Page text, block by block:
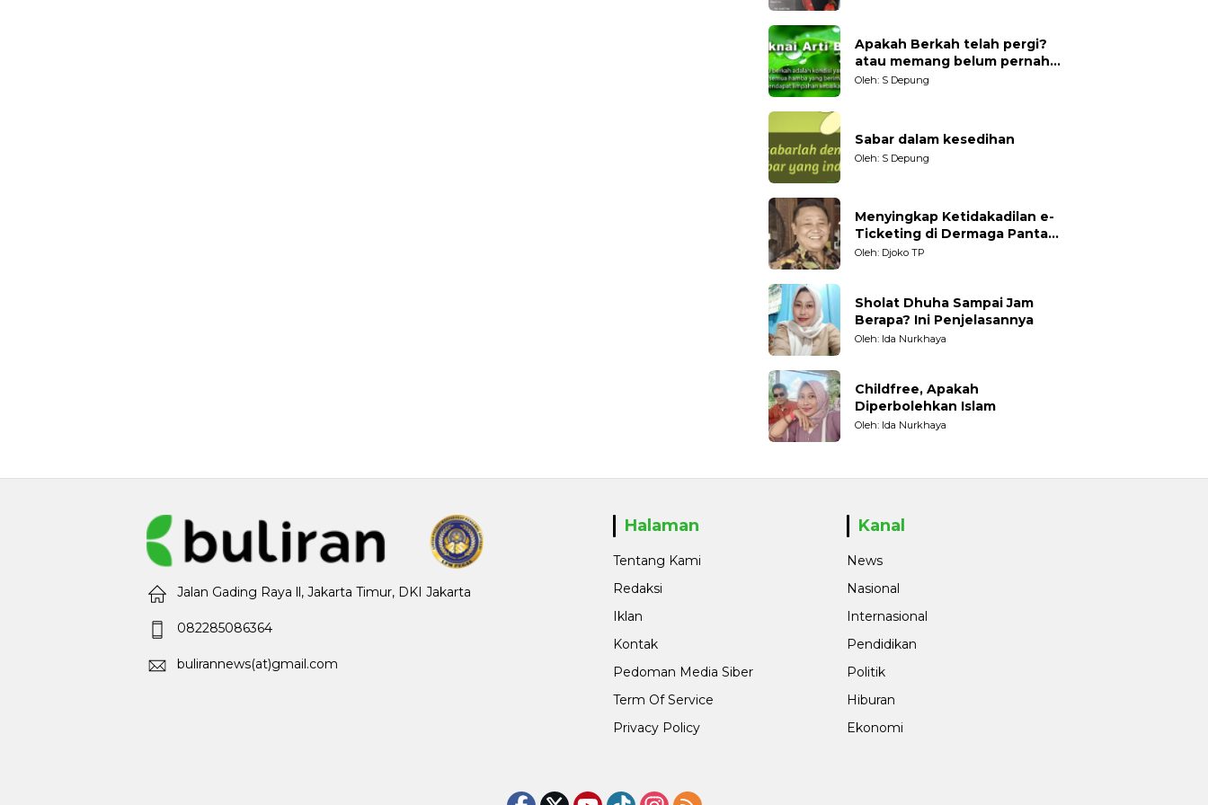
Apakah Berkah telah pergi?
atau memang belum pernah
datang?
Oleh: S Depung
Sabar dalam kesedihan
Oleh: S Depung
Menyingkap Ketidakadilan e-
Ticketing di Dermaga Pantai
Kartini Jepara, terhadap
Oleh: Djoko TP
Sholat Dhuha Sampai Jam
Berapa? Ini Penjelasannya
Oleh: Ida Nurkhaya
Childfree, Apakah
Diperbolehkan Islam
Oleh: Ida Nurkhaya
Jalan Gading Raya ll, Jakarta Timur, DKI Jakarta
082285086364
bulirannews(at)gmail.com
Halaman
Tentang Kami
Redaksi
Iklan
Kontak
Pedoman Media Siber
Term Of Service
Privacy Policy
Kanal
News
Nasional
Internasional
Pendidikan
Politik
Hiburan
Ekonomi